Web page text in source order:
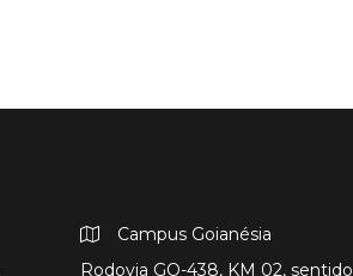
Campus Goianésia
Rodovia GO-438, KM 02, sentido